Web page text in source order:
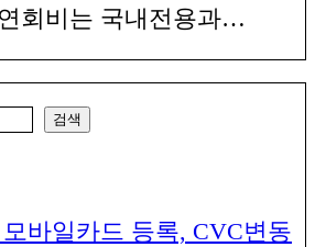
회비는 국내전용과…
검색
바일카드 등록, CVC변동